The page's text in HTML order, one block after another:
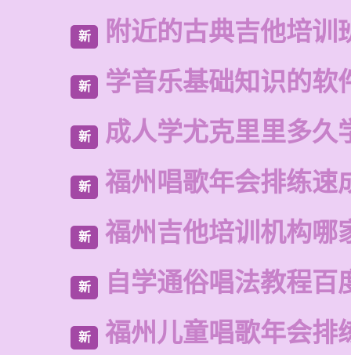
新 附近的古典吉他培训
新 学音乐基础知识的软
新 成人学尤克里里多久
新 福州唱歌年会排练速
新 福州吉他培训机构哪
新 自学通俗唱法教程百
新 福州儿童唱歌年会排